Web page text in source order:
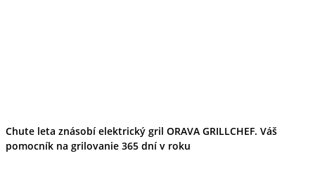
Chute leta znásobí elektrický gril ORAVA GRILLCHEF. Váš
pomocník na grilovanie 365 dní v roku